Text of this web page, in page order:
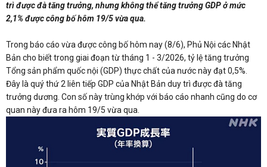
trì được đà tăng trưởng, nhưng không thể tăng trưởng GDP ở mức
2,1% được công bố hôm 19/5 vừa qua.
Trong báo cáo vừa được công bố hôm nay (8/6), Phủ Nội các Nhật
Bản cho biết trong giai đoạn từ tháng 1 - 3/2026, tỷ lệ tăng trưởng
Tổng sản phẩm quốc nội (GDP) thực chất của nước này đạt 0,5%.
Đây là quý thứ 2 liên tiếp GDP của Nhật Bản duy trì được đà tăng
trưởng dương. Con số này trùng khớp với báo cáo nhanh cũng do cơ
quan này đưa ra hôm 19/5 vừa qua.